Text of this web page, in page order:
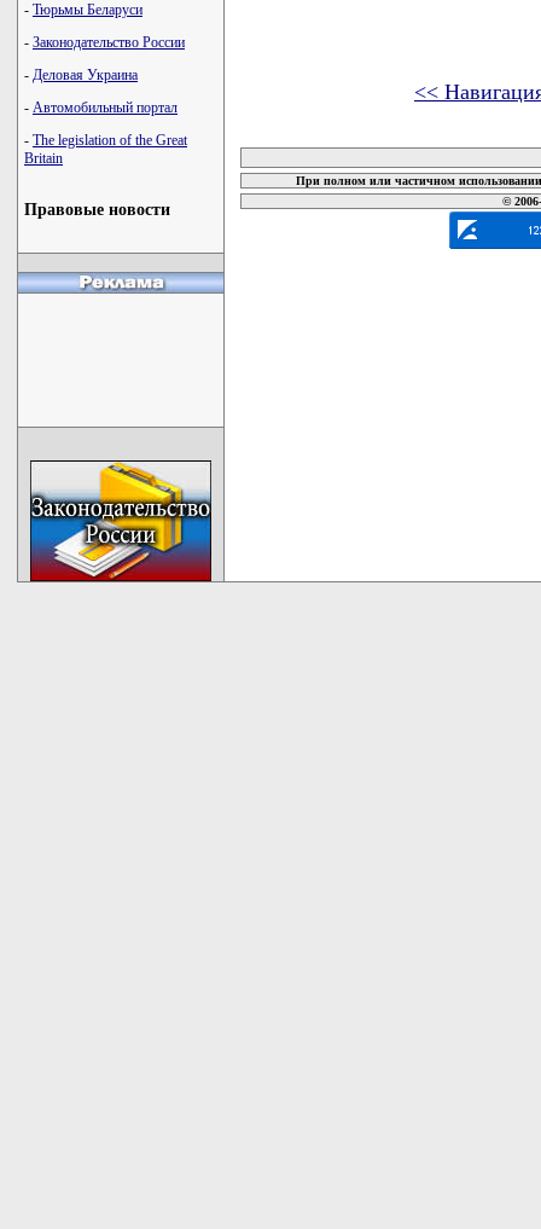
- Тюрьмы Беларуси
- Законодательство России
- Деловая Украина
- Автомобильный портал
- The legislation of the Great
Britain
Правовые новости
<<
При полном или частичном
©